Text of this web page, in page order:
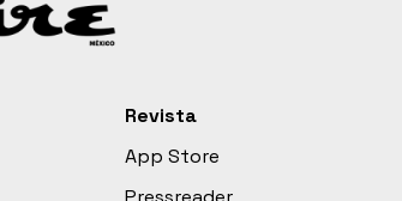
Revista
App Store